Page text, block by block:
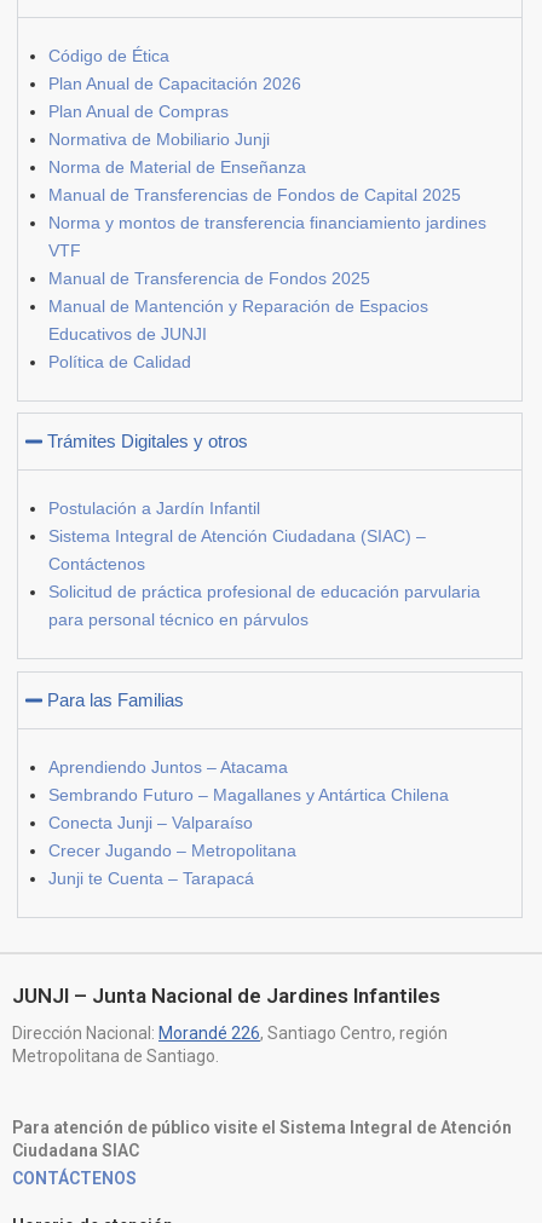
Código de Ética
Plan Anual de Capacitación 2026
Plan Anual de Compras
Normativa de Mobiliario Junji
Norma de Material de Enseñanza
Manual de Transferencias de Fondos de Capital 2025
Norma y montos de transferencia financiamiento jardines
VTF
Manual de Transferencia de Fondos 2025
Manual de Mantención y Reparación de Espacios
Educativos de JUNJI
Política de Calidad
Trámites Digitales y otros
Postulación a Jardín Infantil
Sistema Integral de Atención Ciudadana (SIAC) –
Contáctenos
Solicitud de práctica profesional de educación parvularia
para personal técnico en párvulos
Para las Familias
Aprendiendo Juntos – Atacama
Sembrando Futuro – Magallanes y Antártica Chilena
Conecta Junji – Valparaíso
Crecer Jugando – Metropolitana
Junji te Cuenta – Tarapacá
JUNJI – Junta Nacional de Jardines Infantiles
Dirección Nacional: Morandé 226, Santiago Centro, región
Metropolitana de Santiago.
Para atención de público visite el Sistema Integral de Atención
Ciudadana SIAC
CONTÁCTENOS